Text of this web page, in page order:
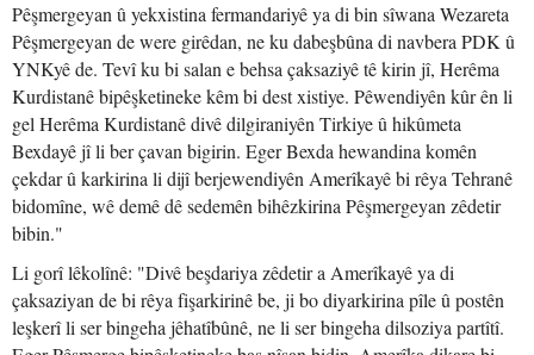
Pêşmergeyan û yekxistina fermandariyê ya di bin sîwana Wezareta
Pêşmergeyan de were girêdan, ne ku dabeşbûna di navbera PDK û
YNKyê de. Tevî ku bi salan e behsa çaksaziyê tê kirin jî, Herêma
Kurdistanê bipêşketineke kêm bi dest xistiye. Pêwendiyên kûr ên li
gel Herêma Kurdistanê divê dilgiraniyên Tirkiye û hikûmeta
Bexdayê jî li ber çavan bigirin. Eger Bexda hewandina komên
çekdar û karkirina li dijî berjewendiyên Amerîkayê bi rêya Tehranê
bidomîne, wê demê dê sedemên bihêzkirina Pêşmergeyan zêdetir
bibin."
Li gorî lêkolînê: "Divê beşdariya zêdetir a Amerîkayê ya di
çaksaziyan de bi rêya fişarkirinê be, ji bo diyarkirina pîle û postên
leşkerî li ser bingeha jêhatîbûnê, ne li ser bingeha dilsoziya partîtî.